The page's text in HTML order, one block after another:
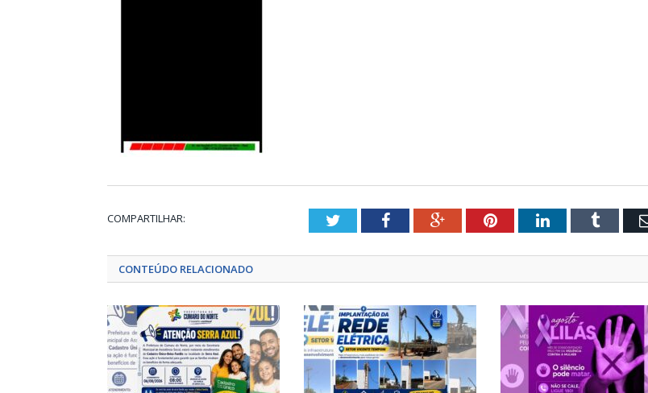
COMPARTILHAR: TwitterFacebookGoogle+PinterestLinkedInTumblr
CONTEÚDO RELACIONADO